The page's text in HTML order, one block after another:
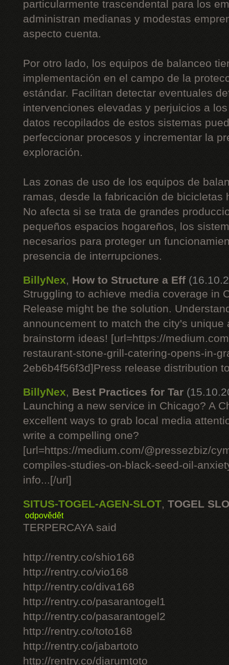
particularmente trascendental para los
administran medianas y modestas
aspecto cuenta.
Por otro lado, los equipos de balanceo
implementación en el campo de la
estándar. Facilitan detectar eventuales
intervenciones elevadas y perjuicios a
datos recopilados de estos sistemas
perfeccionar procesos y incrementar la
exploración.
Las zonas de uso de los equipos de
ramas, desde la fabricación de bicicletas
No afecta si se trata de grandes
pequeños espacios hogareños, los
necesarios para proteger un
presencia de interrupciones.
BillyNex, How to Structure a Eff
Struggling to achieve media coverage in
Release might be the solution.
announcement to match the city's
brainstorm ideas! [url=https://
restaurant-stone-grill-catering-opens-in-
2eb6b4f56f3d]Press release distribution
BillyNex, Best Practices for Tar
Launching a new service in Chicago? A
excellent ways to grab local media
write a compelling one?
[url=https://medium.com/@pressezbiz/
compiles-studies-on-black-seed-oil-
info...[/url]
SITUS-TOGEL-AGEN-SLOT,TOGEL
odpovědět
TERPERCAYA said
http://rentry.co/shio168
http://rentry.co/vio168
http://rentry.co/diva168
http://rentry.co/pasarantogel1
http://rentry.co/pasarantogel2
http://rentry.co/toto168
http://rentry.co/jabartoto
http://rentry.co/djarumtoto